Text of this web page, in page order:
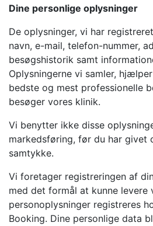
Dine personlige oplysninger
De oplysninger, vi har
navn, e-mail, telefon-nummer,
besøgshistorik samt
Oplysningerne vi samler,
bedste og mest professionelle
besøger vores klinik.
Vi benytter ikke disse
markedsføring, før du har givet
samtykke.
Vi foretager registreringen af
med det formål at kunne levere
personoplysninger registreres
Booking. Dine personlige data